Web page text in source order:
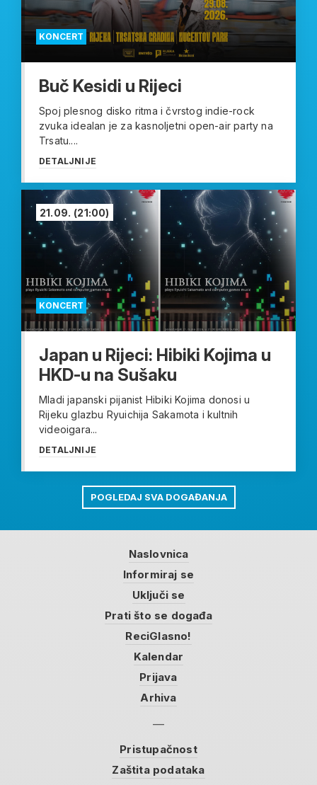
KONCERT
Buč Kesidi u Rijeci
Spoj plesnog disko ritma i čvrstog indie-rock
zvuka idealan je za kasnoljetni open-air party na
Trsatu....
DETALJNIJE
KONCERT
21.09. (21:00)
Japan u Rijeci: Hibiki Kojima u
HKD-u na Sušaku
Mladi japanski pijanist Hibiki Kojima donosi u
Rijeku glazbu Ryuichija Sakamota i kultnih
videoigara...
DETALJNIJE
POGLEDAJ SVA DOGAĐANJA
Naslovnica
Informiraj se
Uključi se
Prati što se događa
ReciGlasno!
Kalendar
Prijava
Arhiva
Pristupačnost
Zaštita podataka